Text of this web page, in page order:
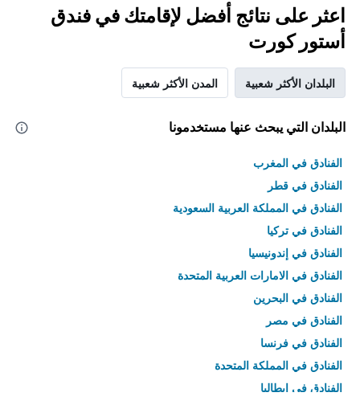
اعثر على نتائج أفضل لإقامتك في فندق
أستور كورت
البلدان الأكثر شعبية المدن الأكثر شعبية
البلدان التي يبحث عنها مستخدمونا
الفنادق في المغرب
الفنادق في قطر
الفنادق في المملكة العربية السعودية
الفنادق في تركيا
الفنادق في إندونيسيا
الفنادق في الامارات العربية المتحدة
الفنادق في البحرين
الفنادق في مصر
الفنادق في فرنسا
الفنادق في المملكة المتحدة
الفنادق في إيطاليا